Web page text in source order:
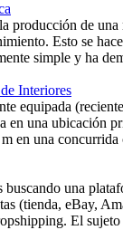
producción de una
Esto se
simple y ha
Interiores
equipada
en una ubicación
en una
una
(tienda, eBay,
El